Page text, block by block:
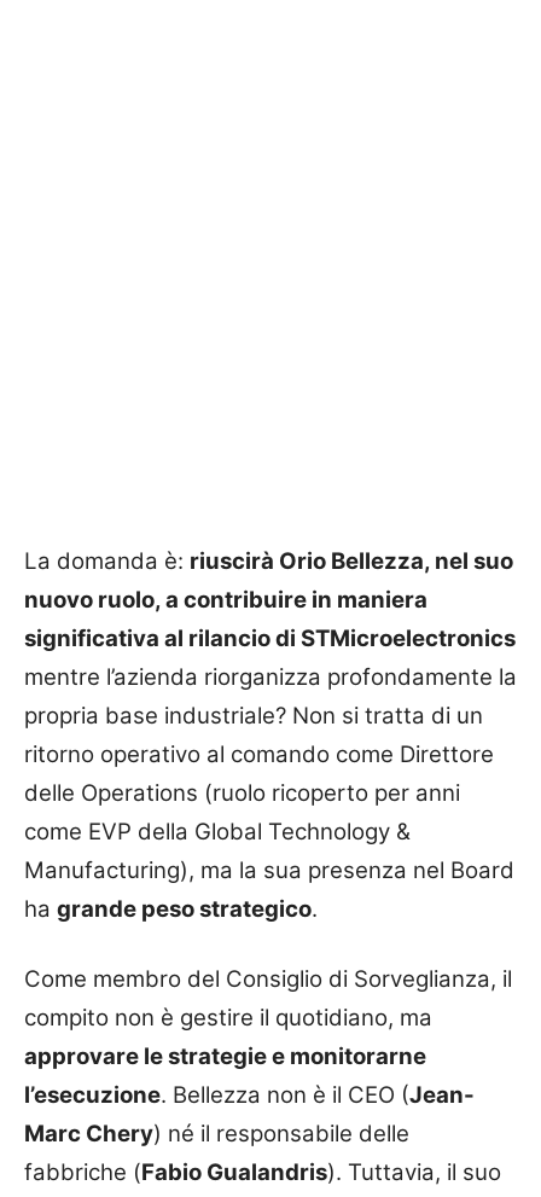
La domanda è: riuscirà Orio Bellezza, nel suo
nuovo ruolo, a contribuire in maniera
significativa al rilancio di STMicroelectronics
mentre l’azienda riorganizza profondamente la
propria base industriale? Non si tratta di un
ritorno operativo al comando come Direttore
delle Operations (ruolo ricoperto per anni
come EVP della Global Technology &
Manufacturing), ma la sua presenza nel Board
ha grande peso strategico.
Come membro del Consiglio di Sorveglianza, il
compito non è gestire il quotidiano, ma
approvare le strategie e monitorarne
l’esecuzione. Bellezza non è il CEO (Jean-
Marc Chery) né il responsabile delle
fabbriche (Fabio Gualandris). Tuttavia, il suo